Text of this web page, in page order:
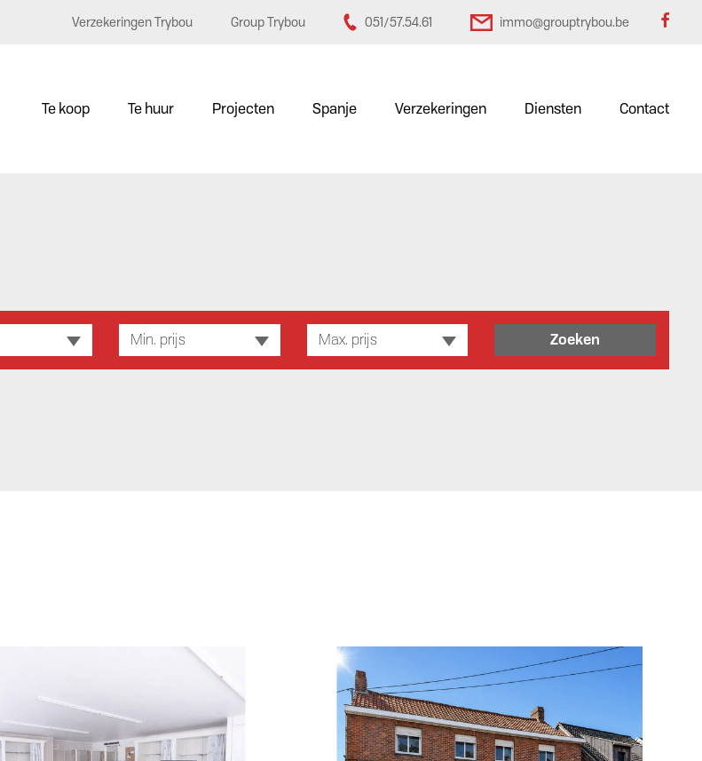
Verzekeringen Trybou Group Trybou 051/57.54.61 immo@grouptrybou.be
Te koop Te huur Projecten Spanje Verzekeringen Diensten Contact
Min. prijs Max. prijs Zoeken